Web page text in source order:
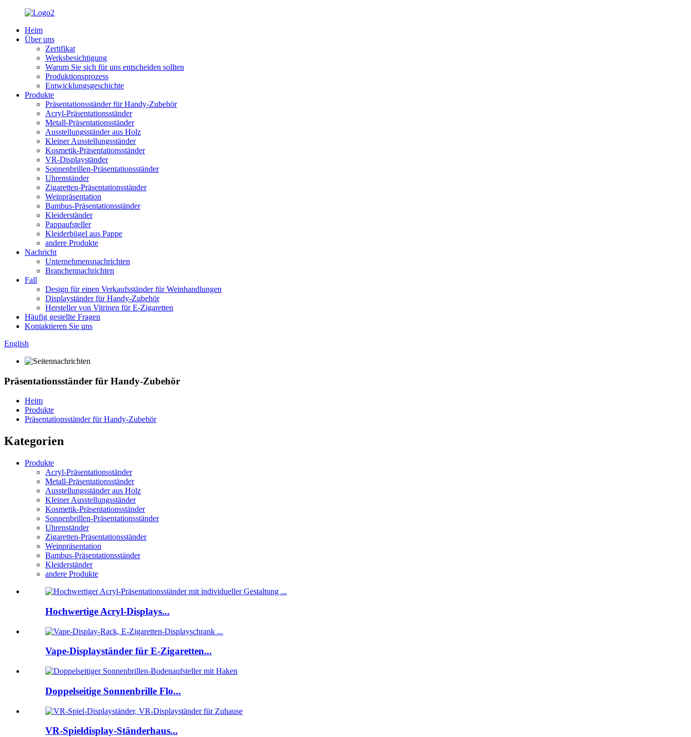
Heim
Über uns
Zertifikat
Werksbesichtigung
Warum Sie sich für uns entscheiden sollten
Produktionsprozess
Entwicklungsgeschichte
Produkte
Präsentationsständer für Handy-Zubehör
Acryl-Präsentationsständer
Metall-Präsentationsständer
Ausstellungsständer aus Holz
Kleiner Ausstellungsständer
Kosmetik-Präsentationsständer
VR-Displayständer
Sonnenbrillen-Präsentationsständer
Uhrenständer
Zigaretten-Präsentationsständer
Weinpräsentation
Bambus-Präsentationsständer
Kleiderständer
Pappaufsteller
Kleiderbügel aus Pappe
andere Produkte
Nachricht
Unternehmensnachrichten
Branchennachrichten
Fall
Design für einen Verkaufsständer für Weinhandlungen
Displayständer für Handy-Zubehör
Hersteller von Vitrinen für E-Zigaretten
Häufig gestellte Fragen
Kontaktieren Sie uns
English
Präsentationsständer für Handy-Zubehör
Heim
Produkte
Präsentationsständer für Handy-Zubehör
Kategorien
Produkte
Acryl-Präsentationsständer
Metall-Präsentationsständer
Ausstellungsständer aus Holz
Kleiner Ausstellungsständer
Kosmetik-Präsentationsständer
Sonnenbrillen-Präsentationsständer
Uhrenständer
Zigaretten-Präsentationsständer
Weinpräsentation
Bambus-Präsentationsständer
Kleiderständer
andere Produkte
Hochwertige Acryl-Displays...
Vape-Displayständer für E-Zigaretten...
Doppelseitige Sonnenbrille Flo...
VR-Spieldisplay-Ständerhaus...